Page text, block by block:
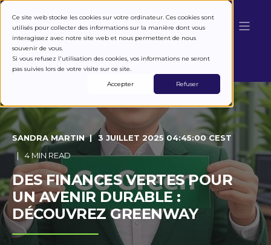
Ce site web stocke les cookies sur votre ordinateur. Ces cookies sont
utilisés pour collecter des informations sur la manière dont vous
interagissez avec notre site web et nous permettent de nous
souvenir de vous.
Si vous refusez l'utilisation des cookies, vos informations ne seront
pas suivies lors de votre visite sur ce site.
Accepter
Refuser
SANDRA MARTIN
3 JUILLET 2025 04:45:00 CEST
4 MIN READ
DES FINANCES VERTES POUR
UN AVENIR DURABLE :
DÉCOUVREZ GREENWAY